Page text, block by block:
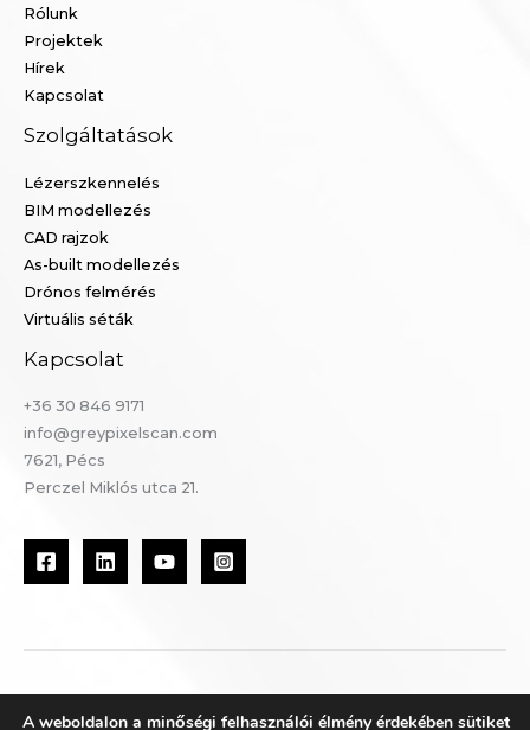
Rólunk
Projektek
Hírek
Kapcsolat
Szolgáltatások
Lézerszkennelés
BIM modellezés
CAD rajzok
As-built modellezés
Drónos felmérés
Virtuális séták
Kapcsolat
+36 30 846 9171
info@greypixelscan.com
7621, Pécs
Perczel Miklós utca 21.
A weboldalon a minőségi felhasználói élmény érdekében sütiket